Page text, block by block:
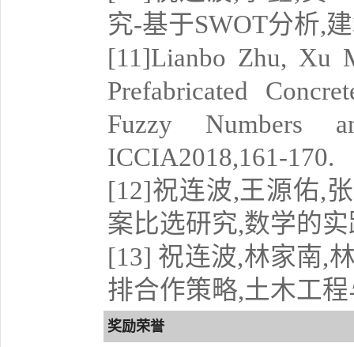
究-基于SWOT分析,
[11]Lianbo Zhu, Xu
Prefabricated
Fuzzy Numbers
ICCIA2018,161-170.
[12]祝连波,王源佑,
案比选研究,数学的实
[13] 祝连波,林家南,
排合作策略,土木工
奖励荣誉